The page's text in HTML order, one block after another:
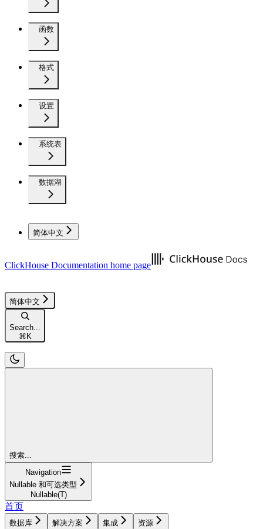
函数
格式
设置
系统表
数据湖
简体中文
ClickHouse Documentation home page
简体中文
Search...
⌘K
搜索...
Navigation
Nullable 和可选类型
Nullable(T)
首页
数据库 解决方案 集成 资源